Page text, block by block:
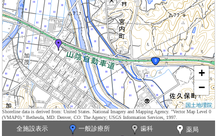
+
−
国土地理院
Shoreline data is derived from: United States. National Imagery and Mapping Agency. "Vector Map Level 0
(VMAP0)." Bethesda, MD: Denver, CO: The Agency; USGS Information Services, 1997.
全施設表示 一般診療所 歯科
薬局